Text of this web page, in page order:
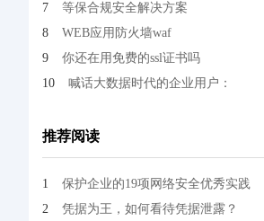
7
等保合规安全解决方案
8
WEB应用防火墙waf
9
你还在用免费的ssl证书吗
10 喊话大数据时代的企业用户：
推荐阅读
1
保护企业的19项网络安全优秀实践
2
凭据为王，如何看待凭据泄露？